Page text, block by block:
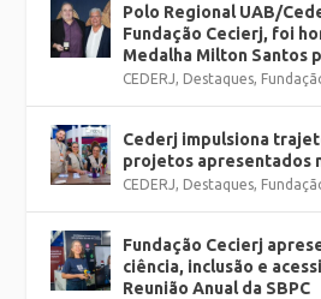
Polo Regional UAB/
Fundação Cecierj, foi
Medalha Milton Santos
CEDERJ, Destaques,
Cederj impulsiona
projetos apresentados
CEDERJ, Destaques,
Fundação Cecierj
ciência, inclusão e
Reunião Anual da SBPC